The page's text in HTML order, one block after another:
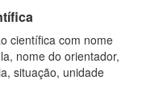
científica com nome
nome do orientador,
situação, unidade